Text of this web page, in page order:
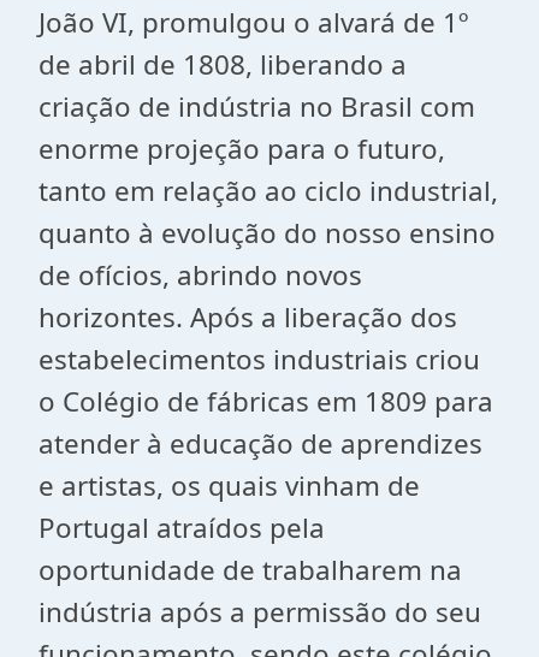
João VI, promulgou o alvará de 1º
de abril de 1808, liberando a
criação de indústria no Brasil com
enorme projeção para o futuro,
tanto em relação ao ciclo industrial,
quanto à evolução do nosso ensino
de ofícios, abrindo novos
horizontes. Após a liberação dos
estabelecimentos industriais criou
o Colégio de fábricas em 1809 para
atender à educação de aprendizes
e artistas, os quais vinham de
Portugal atraídos pela
oportunidade de trabalharem na
indústria após a permissão do seu